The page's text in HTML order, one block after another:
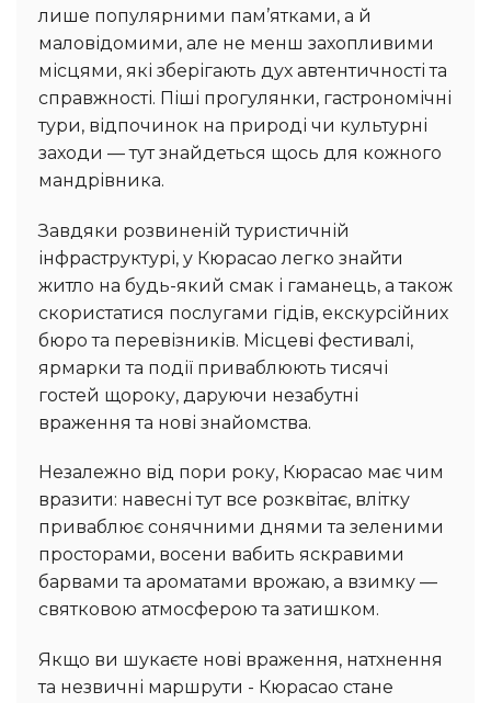
лише популярними пам’ятками, а й
маловідомими, але не менш захопливими
місцями, які зберігають дух автентичності та
справжності. Піші прогулянки, гастрономічні
тури, відпочинок на природі чи культурні
заходи — тут знайдеться щось для кожного
мандрівника.
Завдяки розвиненій туристичній
інфраструктурі, у Кюрасао легко знайти
житло на будь-який смак і гаманець, а також
скористатися послугами гідів, екскурсійних
бюро та перевізників. Місцеві фестивалі,
ярмарки та події приваблюють тисячі
гостей щороку, даруючи незабутні
враження та нові знайомства.
Незалежно від пори року, Кюрасао має чим
вразити: навесні тут все розквітає, влітку
приваблює сонячними днями та зеленими
просторами, восени вабить яскравими
барвами та ароматами врожаю, а взимку —
святковою атмосферою та затишком.
Якщо ви шукаєте нові враження, натхнення
та незвичні маршрути - Кюрасао стане